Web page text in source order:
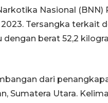
Nasional (BNN)
Tersangka terkait
berat 52,2
dari
Sumatera Utara.